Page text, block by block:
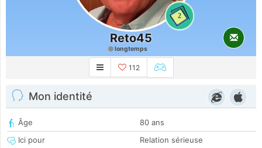
2
Reto45
longtemps
112
Mon identité
Âge
80 ans
Ici pour
Relation sérieuse